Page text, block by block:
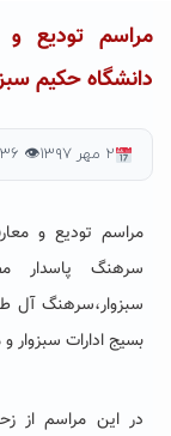
مراسم تودیع و
دانشگاه حکیم
۲ مهر ۱۳۹۷ 👁 ۳۶ بازدید
مراسم تودیع و
سرهنگ پاسدار
سبزوار،سرهنگ آل
بسیج ادارات سبزوار
در این مراسم از